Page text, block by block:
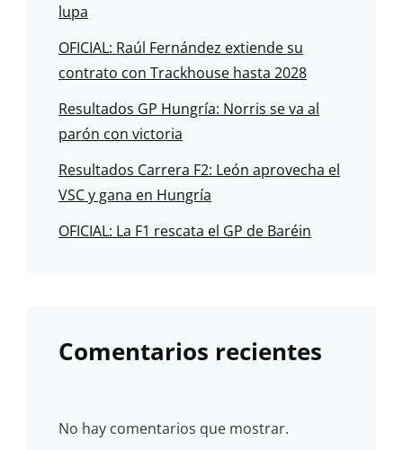
lupa
OFICIAL: Raúl Fernández extiende su
contrato con Trackhouse hasta 2028
Resultados GP Hungría: Norris se va al
parón con victoria
Resultados Carrera F2: León aprovecha el
VSC y gana en Hungría
OFICIAL: La F1 rescata el GP de Baréin
Comentarios recientes
No hay comentarios que mostrar.